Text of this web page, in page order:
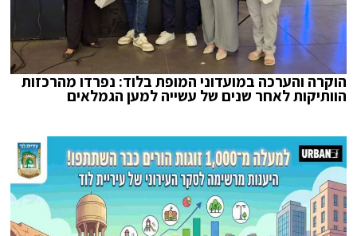
הוקרה והערכה במועדוני המופת בלוד: נפרדו מהרכזות
הוותיקות לאחר שנים של עשייה למען הגמלאים